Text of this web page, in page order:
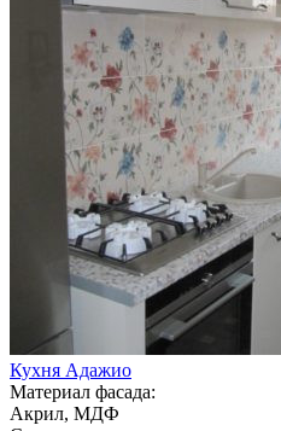
Кухня Адажио
Материал фасада:
Акрил, МДФ